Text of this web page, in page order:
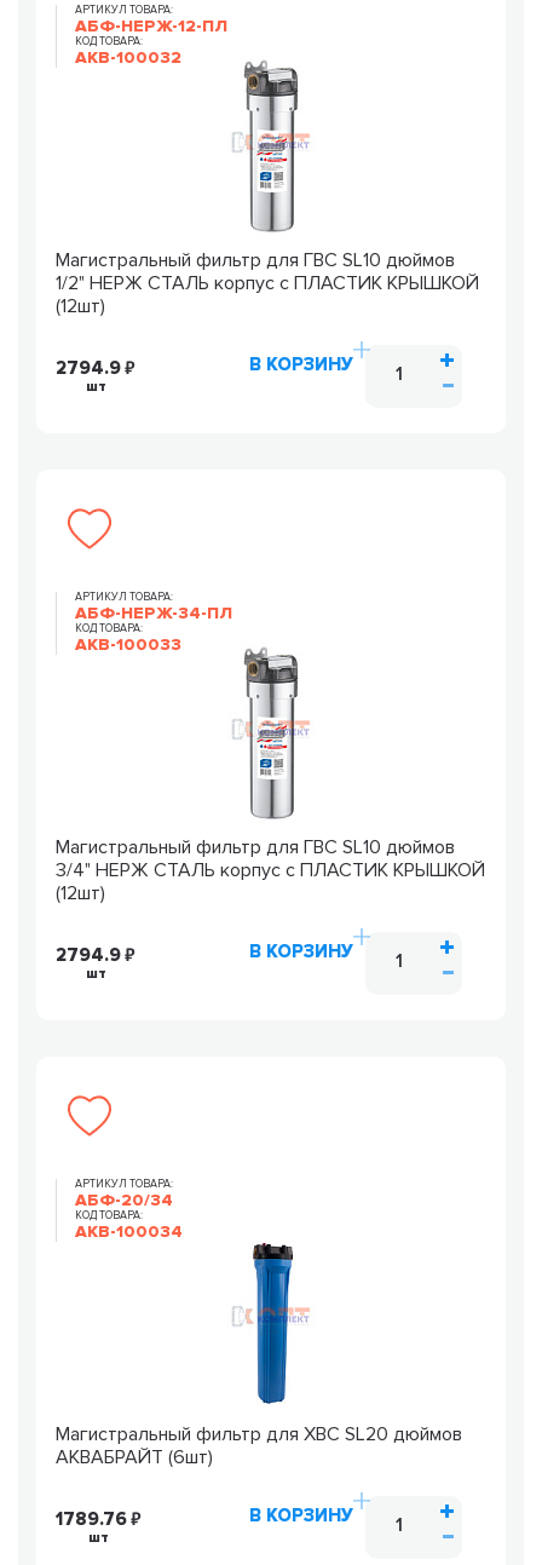
АРТИКУЛ ТОВАРА:
АБФ-НЕРЖ-12-ПЛ
КОД ТОВАРА:
AKB-100032
Магистральный фильтр для ГВС SL10 дюймов
1/2" НЕРЖ СТАЛЬ корпус с ПЛАСТИК КРЫШКОЙ
(12шт)
2794.9
шт
В КОРЗИНУ
АРТИКУЛ ТОВАРА:
АБФ-НЕРЖ-34-ПЛ
КОД ТОВАРА:
AKB-100033
Магистральный фильтр для ГВС SL10 дюймов
3/4" НЕРЖ СТАЛЬ корпус с ПЛАСТИК КРЫШКОЙ
(12шт)
2794.9
шт
В КОРЗИНУ
АРТИКУЛ ТОВАРА:
АБФ-20/34
КОД ТОВАРА:
AKB-100034
Магистральный фильтр для ХВС SL20 дюймов
АКВАБРАЙТ (6шт)
1789.76
шт
В КОРЗИНУ